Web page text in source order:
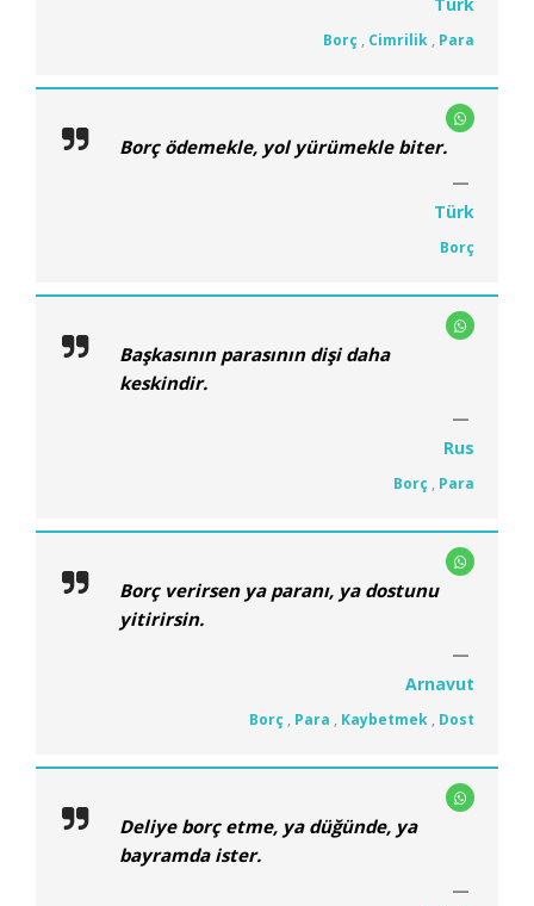
Borç , Cimrilik , Para
Borç ödemekle, yol yürümekle biter.
Türk
Borç
Başkasının parasının dişi daha
keskindir.
Rus
Borç , Para
Borç verirsen ya paranı, ya dostunu
yitirirsin.
Arnavut
Borç , Para , Kaybetmek , Dost
Deliye borç etme, ya düğünde, ya
bayramda ister.